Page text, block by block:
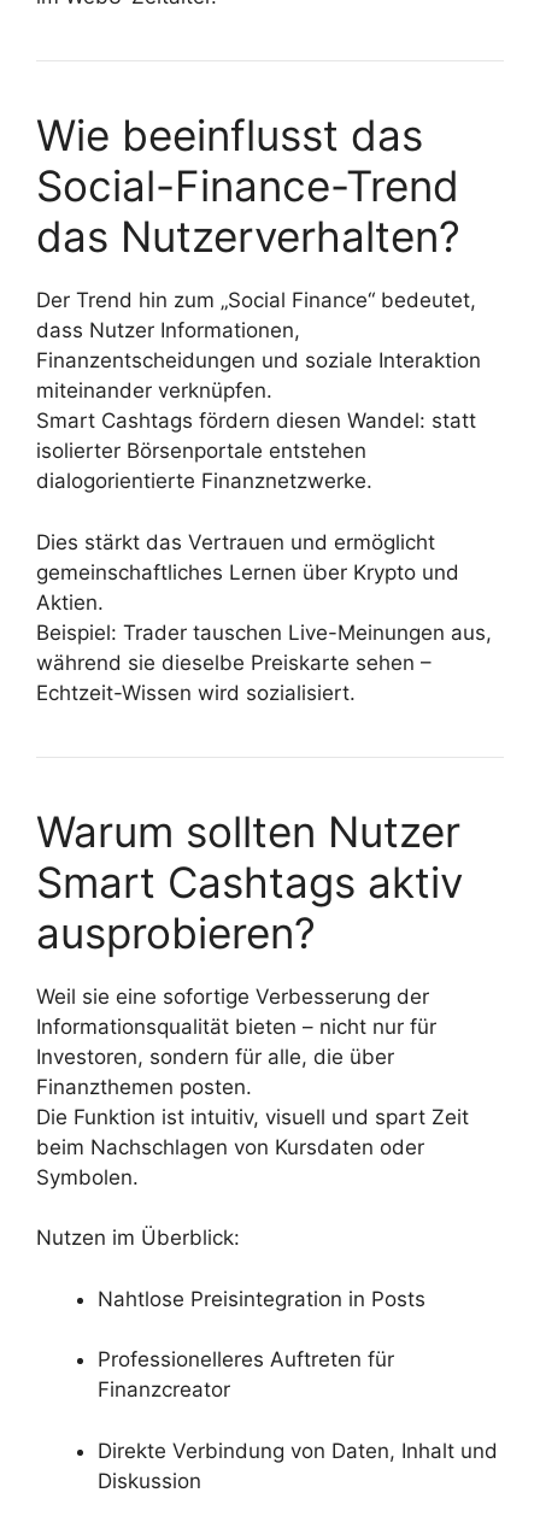
Wie beeinflusst das
Social-Finance-Trend
das Nutzerverhalten?
Der Trend hin zum „Social Finance“ bedeutet,
dass Nutzer Informationen,
Finanzentscheidungen und soziale Interaktion
miteinander verknüpfen.
Smart Cashtags fördern diesen Wandel: statt
isolierter Börsenportale entstehen
dialogorientierte Finanznetzwerke.
Dies stärkt das Vertrauen und ermöglicht
gemeinschaftliches Lernen über Krypto und
Aktien.
Beispiel: Trader tauschen Live-Meinungen aus,
während sie dieselbe Preiskarte sehen –
Echtzeit-Wissen wird sozialisiert.
Warum sollten Nutzer
Smart Cashtags aktiv
ausprobieren?
Weil sie eine sofortige Verbesserung der
Informationsqualität bieten – nicht nur für
Investoren, sondern für alle, die über
Finanzthemen posten.
Die Funktion ist intuitiv, visuell und spart Zeit
beim Nachschlagen von Kursdaten oder
Symbolen.
Nutzen im Überblick:
Nahtlose Preisintegration in Posts
Professionelleres Auftreten für
Finanzcreator
Direkte Verbindung von Daten, Inhalt und
Diskussion